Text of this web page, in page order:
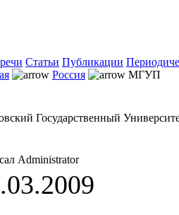
Статьи Публикации
Россия МГУП
Государственный
Administrator